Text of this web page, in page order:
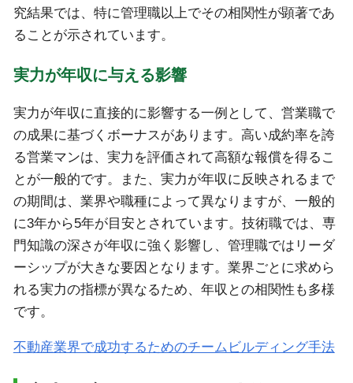
究結果では、特に管理職以上でその相関性が顕著であ
ることが示されています。
実力が年収に与える影響
実力が年収に直接的に影響する一例として、営業職で
の成果に基づくボーナスがあります。高い成約率を誇
る営業マンは、実力を評価されて高額な報償を得るこ
とが一般的です。また、実力が年収に反映されるまで
の期間は、業界や職種によって異なりますが、一般的
に3年から5年が目安とされています。技術職では、専
門知識の深さが年収に強く影響し、管理職ではリーダ
ーシップが大きな要因となります。業界ごとに求めら
れる実力の指標が異なるため、年収との相関性も多様
です。
不動産業界で成功するためのチームビルディング手法